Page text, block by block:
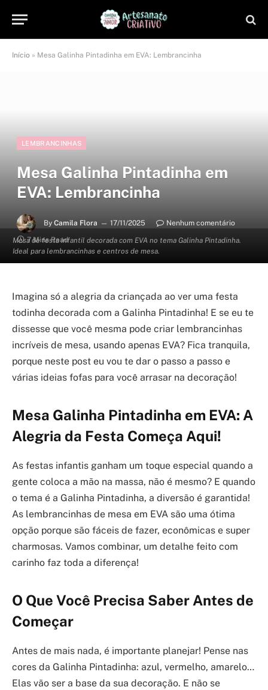
Início » Mesa Galinha Pintadinha em EVA: Lembrancinha
Mesa de festa infantil decorada com EVA no tema Galinha Pintadinha.
Ideal para lembrancinhas e centros de mesa.
LEMBRANCINHAS
Mesa Galinha Pintadinha em
EVA: Lembrancinha
By Camila Flora 17/11/2025
Nenhum comentário
7 Mins Read
Imagina só a alegria da criançada ao ver uma festa
todinha decorada com a Galinha Pintadinha! E se eu te
dissesse que você mesma pode criar lembrancinhas
incríveis de mesa, usando apenas EVA? Fica tranquila,
porque neste post eu vou te dar o passo a passo e
várias ideias fofas para você arrasar na decoração!
Mesa Galinha Pintadinha em EVA: A
Alegria da Festa Começa Aqui!
As festas infantis ganham um toque especial quando a
gente coloca a mão na massa, não é mesmo? E quando
o tema é a Galinha Pintadinha, a diversão é garantida!
As lembrancinhas de mesa em EVA são uma ótima
opção porque são fáceis de fazer, econômicas e super
charmosas. Vamos combinar, um detalhe feito com
carinho faz toda a diferença!
O Que Você Precisa Saber Antes de
Começar
Antes de mais nada, é importante planejar! Pense nas
cores da Galinha Pintadinha: azul, vermelho, amarelo…
Elas vão ser a base da sua decoração. E não se